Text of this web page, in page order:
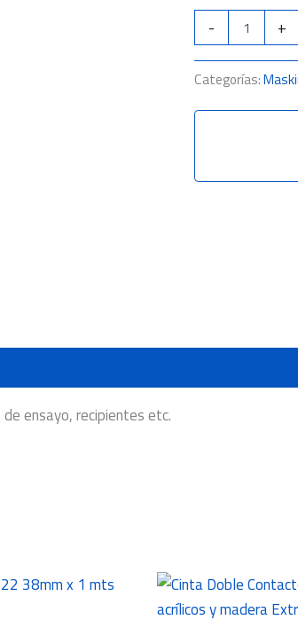
-
+
Categorías:
ensayo, recipientes etc.